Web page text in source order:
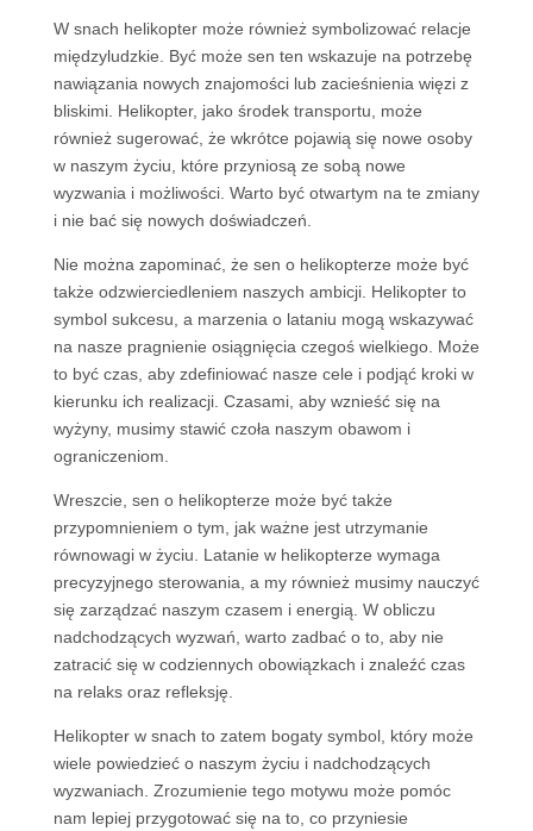
W snach helikopter może również symbolizować relacje
międzyludzkie. Być może sen ten wskazuje na potrzebę
nawiązania nowych znajomości lub zacieśnienia więzi z
bliskimi. Helikopter, jako środek transportu, może
również sugerować, że wkrótce pojawią się nowe osoby
w naszym życiu, które przyniosą ze sobą nowe
wyzwania i możliwości. Warto być otwartym na te zmiany
i nie bać się nowych doświadczeń.
Nie można zapominać, że sen o helikopterze może być
także odzwierciedleniem naszych ambicji. Helikopter to
symbol sukcesu, a marzenia o lataniu mogą wskazywać
na nasze pragnienie osiągnięcia czegoś wielkiego. Może
to być czas, aby zdefiniować nasze cele i podjąć kroki w
kierunku ich realizacji. Czasami, aby wznieść się na
wyżyny, musimy stawić czoła naszym obawom i
ograniczeniom.
Wreszcie, sen o helikopterze może być także
przypomnieniem o tym, jak ważne jest utrzymanie
równowagi w życiu. Latanie w helikopterze wymaga
precyzyjnego sterowania, a my również musimy nauczyć
się zarządzać naszym czasem i energią. W obliczu
nadchodzących wyzwań, warto zadbać o to, aby nie
zatracić się w codziennych obowiązkach i znaleźć czas
na relaks oraz refleksję.
Helikopter w snach to zatem bogaty symbol, który może
wiele powiedzieć o naszym życiu i nadchodzących
wyzwaniach. Zrozumienie tego motywu może pomóc
nam lepiej przygotować się na to, co przyniesie